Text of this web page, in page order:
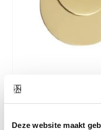
Deze website maakt